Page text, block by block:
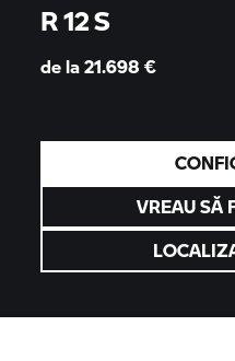
R 12 S
de la 21.698€
VREAU SĂ